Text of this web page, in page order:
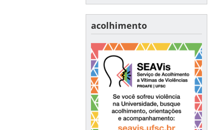
acolhimento